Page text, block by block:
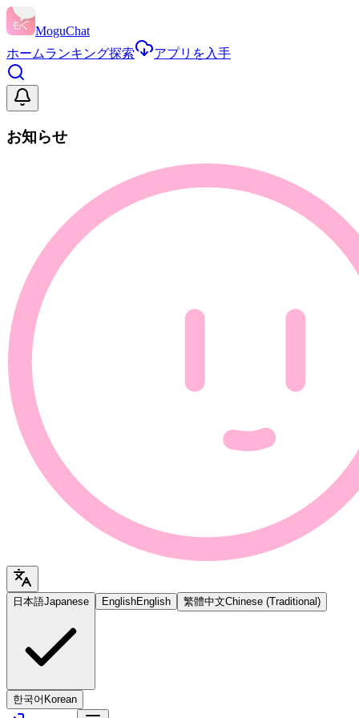
MoguChat
ホームランキング探索 アプリを入手
お知らせ
日本語Japanese EnglishEnglish 繁體中文Chinese (Traditional)
한국어 Korean